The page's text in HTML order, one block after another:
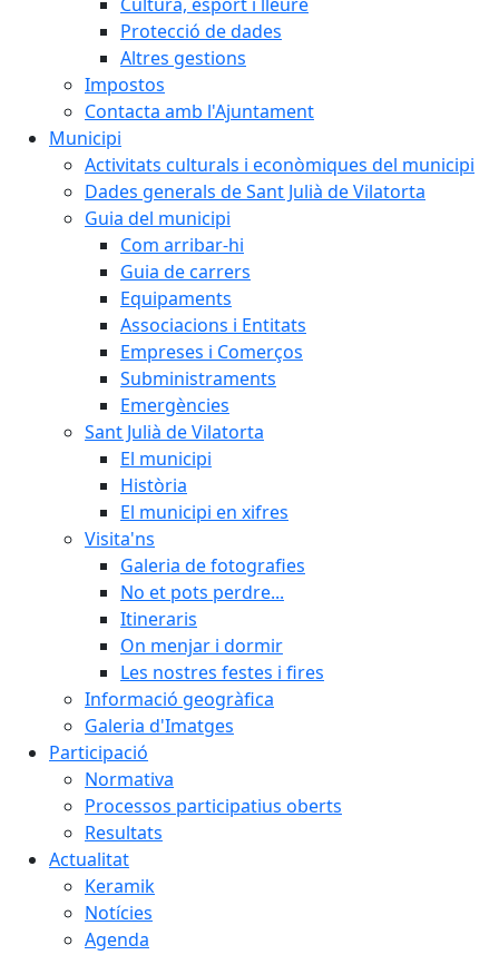
Protecció de dades
Altres gestions
Impostos
Contacta amb l'Ajuntament
Municipi
Activitats culturals i econòmiques del municipi
Dades generals de Sant Julià de Vilatorta
Guia del municipi
Com arribar-hi
Guia de carrers
Equipaments
Associacions i Entitats
Empreses i Comerços
Subministraments
Emergències
Sant Julià de Vilatorta
El municipi
Història
El municipi en xifres
Visita'ns
Galeria de fotografies
No et pots perdre...
Itineraris
On menjar i dormir
Les nostres festes i fires
Informació geogràfica
Galeria d'Imatges
Participació
Normativa
Processos participatius oberts
Resultats
Actualitat
Keramik
Notícies
Agenda